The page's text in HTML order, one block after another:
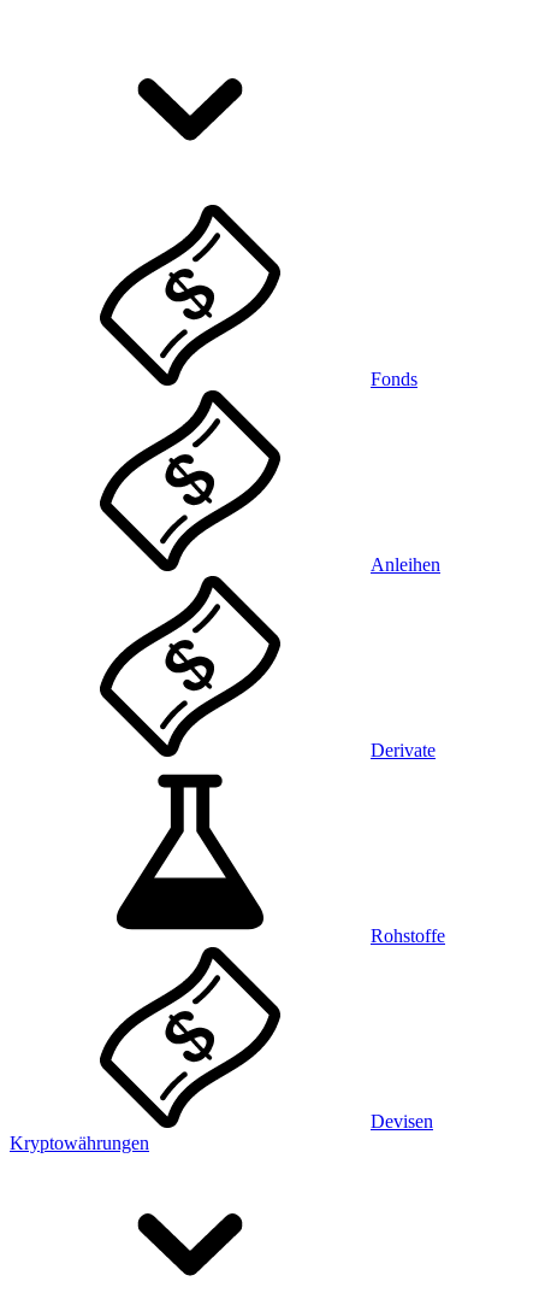
Fonds
Anleihen
Derivate
Rohstoffe
Devisen
Kryptowährungen